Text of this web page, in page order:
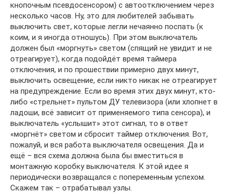
кнопочным псевдосенсором) с автоотключением через
несколько часов. Ну, это для любителей забывать
выключить свет, которые легли нечаянно поспать (к
коим, и я иногда отношусь). При этом выключатель
должен был «моргнуть» светом (спящий не увидит и не
отреагирует), когда подойдёт время таймера
отключения, и по прошествии примерно двух минут,
выключить освещение, если никто никак не отреагирует
на предупреждение. Если во время этих двух минут, кто-
либо «стрельнет» пультом ДУ телевизора (или хлопнет в
ладоши, всё зависит от применяемого типа сенсора), и
выключатель «услышит» этот сигнал, то в ответ
«моргнёт» светом и сбросит таймер отключения. Вот,
пожалуй, и вся работа выключателя освещения. Да и
ещё – вся схема должна была бы вместиться в
монтажную коробку выключателя. К этой идее я
периодически возвращался с попеременным успехом.
Скажем так – отрабатывал узлы.